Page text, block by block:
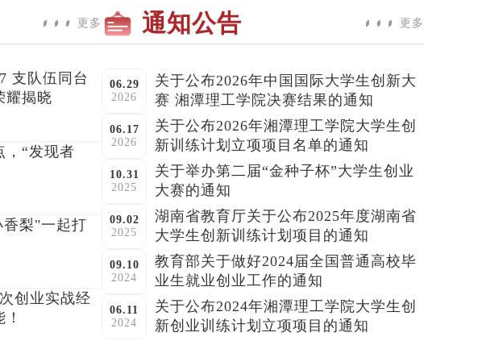
更多
支队伍同台
耀揭晓
，“发现者
梨"一起打
创业实战经
通知公告 更多
06.29
2026
关于公布2026年中国国际大学生创新大
赛 湘潭理工学院决赛结果的通知
06.17
2026
关于公布2026年湘潭理工学院大学生创
新训练计划立项项目名单的通知
10.31
2025
关于举办第二届“金种子杯”大学生创业
大赛的通知
09.02
2025
湖南省教育厅关于公布2025年度湖南省
大学生创新训练计划项目的通知
09.10
2024
教育部关于做好2024届全国普通高校毕
业生就业创业工作的通知
06.11
2024
关于公布2024年湘潭理工学院大学生创
新创业训练计划立项项目的通知